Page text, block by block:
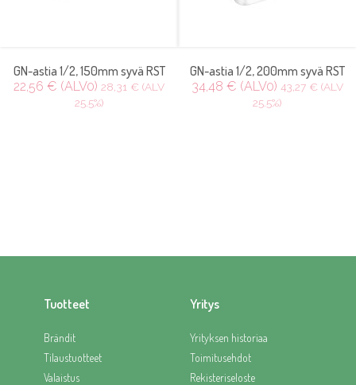
GN-astia 1/2, 150mm syvä RST
22,56 € (ALV0) 28,31 € (ALV
25.5%)
GN-astia 1/2, 200mm syvä RST
34,48 € (ALV0) 43,27 € (ALV
25.5%)
Tuotteet
Brändit
Tilaustuotteet
Valaistus
Yritys
Yrityksen historiaa
Toimitusehdot
Rekisteriseloste